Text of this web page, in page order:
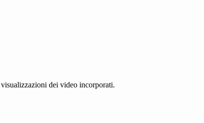
dei video incorporati.